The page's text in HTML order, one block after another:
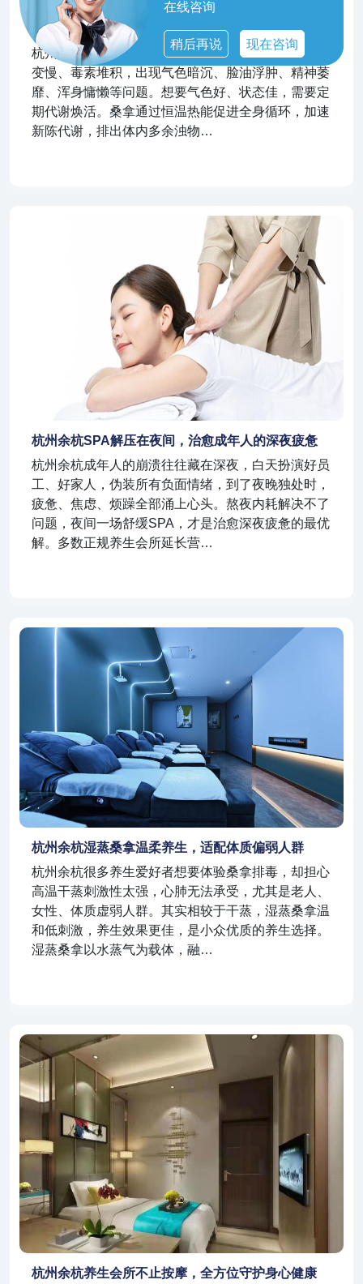
在线咨询
稍后再说 现在咨询
杭州余杭焕活代谢桑拿养生，改善暗沉乏力，养出通
透状态
杭州余杭熬夜、外卖、久坐、少运动，会让身体代谢
变慢、毒素堆积，出现气色暗沉、脸油浮肿、精神萎
靡、浑身慵懒等问题。想要气色好、状态佳，需要定
期代谢焕活。桑拿通过恒温热能促进全身循环，加速
新陈代谢，排出体内多余浊物…
杭州余杭SPA解压在夜间，治愈成年人的深夜疲惫
杭州余杭成年人的崩溃往往藏在深夜，白天扮演好员
工、好家人，伪装所有负面情绪，到了夜晚独处时，
疲惫、焦虑、烦躁全部涌上心头。熬夜内耗解决不了
问题，夜间一场舒缓SPA，才是治愈深夜疲惫的最优
解。多数正规养生会所延长营…
杭州余杭湿蒸桑拿温柔养生，适配体质偏弱人群
杭州余杭很多养生爱好者想要体验桑拿排毒，却担心
高温干蒸刺激性太强，心肺无法承受，尤其是老人、
女性、体质虚弱人群。其实相较于干蒸，湿蒸桑拿温
和低刺激，养生效果更佳，是小众优质的养生选择。
湿蒸桑拿以水蒸气为载体，融…
杭州余杭养生会所不止按摩，全方位守护身心健康